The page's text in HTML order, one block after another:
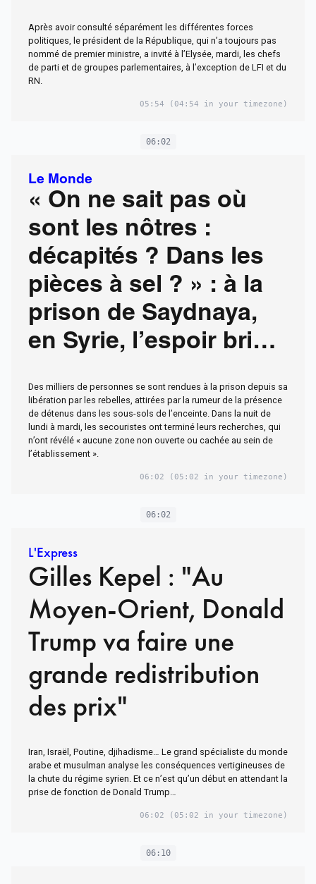
Après avoir consulté séparément les différentes forces
politiques, le président de la République, qui n’a toujours pas
nommé de premier ministre, a invité à l’Elysée, mardi, les chefs
de parti et de groupes parlementaires, à l’exception de LFI et du
RN.
05:54 (04:54 in your timezone)
06:02
Le Monde
« On ne sait pas où
sont les nôtres :
décapités ? Dans les
pièces à sel ? » : à la
prison de Saydnaya,
en Syrie, l’espoir brisé
disparus
Des milliers de personnes se sont rendues à la prison depuis sa
libération par les rebelles, attirées par la rumeur de la présence
de détenus dans les sous-sols de l’enceinte. Dans la nuit de
lundi à mardi, les secouristes ont terminé leurs recherches, qui
n’ont révélé « aucune zone non ouverte ou cachée au sein de
l’établissement ».
06:02 (05:02 in your timezone)
06:02
L'Express
Gilles Kepel : "Au
Moyen-Orient, Donald
Trump va faire une
grande redistribution
des prix"
Iran, Israël, Poutine, djihadisme… Le grand spécialiste du monde
arabe et musulman analyse les conséquences vertigineuses de
la chute du régime syrien. Et ce n’est qu’un début en attendant la
prise de fonction de Donald Trump…
06:02 (05:02 in your timezone)
06:10